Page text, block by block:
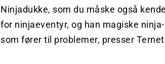
Ninjadukke, som du måske også
for ninjaeventyr, og han magiske
som fører til problemer, presser